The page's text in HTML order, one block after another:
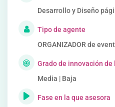
Desarrollo y Diseño
Tipo de agente
ORGANIZADOR de
Grado de innovación
Media | Baja
Fase en la que asesora